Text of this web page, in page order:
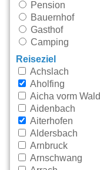
Pension
Bauernhof
Gasthof
Camping
Reiseziel
Achslach
Aholfing
Aicha vorm Wald
Aidenbach
Aiterhofen
Aldersbach
Arnbruck
Arnschwang